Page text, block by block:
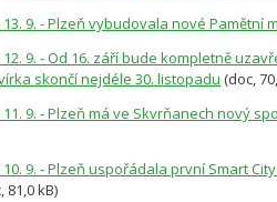
13. 9. - Plzeň vybudovala nové Pamětní
12. 9. - Od 16. září bude kompletně
skončí nejdéle 30. listopadu (doc,
11. 9. - Plzeň má ve Skvrňanech nový
10. 9. - Plzeň uspořádala první Smart
81,0 kB)